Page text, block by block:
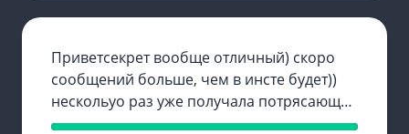
Приветсекрет вообще отличный) скоро
сообщений больше, чем в инсте будет))
нескольуо раз уже получала потрясающие
букеты от поклонников, а про походы в